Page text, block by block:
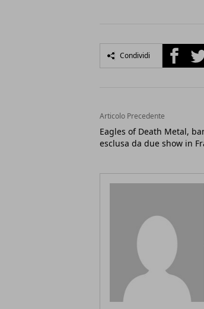
Condividi
Articolo Precedente
Eagles of Death Metal,
esclusa da due show in